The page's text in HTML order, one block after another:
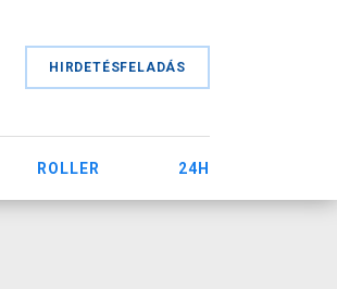
HIRDETÉSFELADÁS
ROLLER 24H